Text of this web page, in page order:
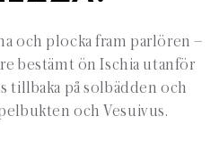
och plocka fram parlören –
bestämt ön Ischia utanför
tillbaka på solbädden och
och Vesuivus.